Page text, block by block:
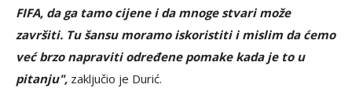
FIFA, da ga tamo cijene i da mnoge stvari može
završiti. Tu šansu moramo iskoristiti i mislim da ćemo
već brzo napraviti određene pomake kada je to u
pitanju", zaključio je Durić.